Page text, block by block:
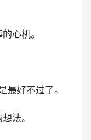
心机。
最好不过了。
法。